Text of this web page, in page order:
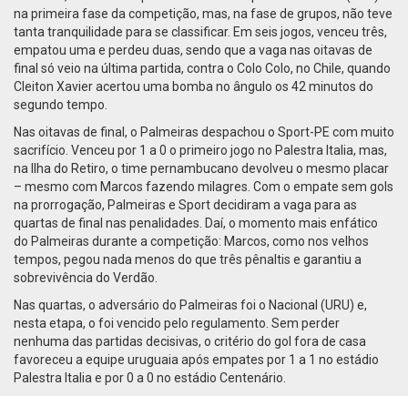
na primeira fase da competição, mas, na fase de grupos, não teve
tanta tranquilidade para se classificar. Em seis jogos, venceu três,
empatou uma e perdeu duas, sendo que a vaga nas oitavas de
final só veio na última partida, contra o Colo Colo, no Chile, quando
Cleiton Xavier acertou uma bomba no ângulo os 42 minutos do
segundo tempo.
Nas oitavas de final, o Palmeiras despachou o Sport-PE com muito
sacrifício. Venceu por 1 a 0 o primeiro jogo no Palestra Italia, mas,
na Ilha do Retiro, o time pernambucano devolveu o mesmo placar
– mesmo com Marcos fazendo milagres. Com o empate sem gols
na prorrogação, Palmeiras e Sport decidiram a vaga para as
quartas de final nas penalidades. Daí, o momento mais enfático
do Palmeiras durante a competição: Marcos, como nos velhos
tempos, pegou nada menos do que três pênaltis e garantiu a
sobrevivência do Verdão.
Nas quartas, o adversário do Palmeiras foi o Nacional (URU) e,
nesta etapa, o foi vencido pelo regulamento. Sem perder
nenhuma das partidas decisivas, o critério do gol fora de casa
favoreceu a equipe uruguaia após empates por 1 a 1 no estádio
Palestra Italia e por 0 a 0 no estádio Centenário.